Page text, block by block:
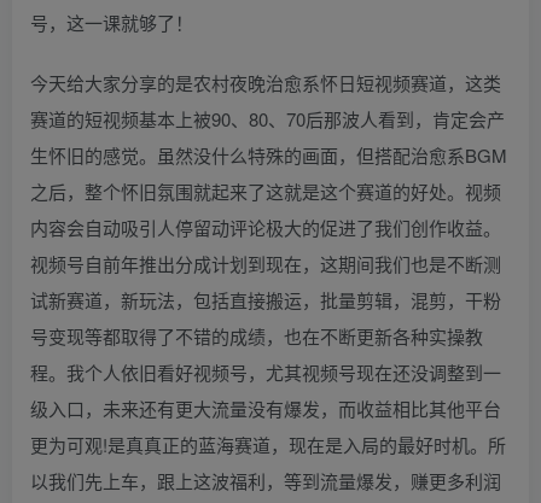
号，这一课就够了！
今天给大家分享的是农村夜晚治愈系怀日短视频赛道，这类
赛道的短视频基本上被90、80、70后那波人看到，肯定会产
生怀旧的感觉。虽然没什么特殊的画面，但搭配治愈系BGM
之后，整个怀旧氛围就起来了这就是这个赛道的好处。视频
内容会自动吸引人停留动评论极大的促进了我们创作收益。
视频号自前年推出分成计划到现在，这期间我们也是不断测
试新赛道，新玩法，包括直接搬运，批量剪辑，混剪，干粉
号变现等都取得了不错的成绩，也在不断更新各种实操教
程。我个人依旧看好视频号，尤其视频号现在还没调整到一
级入口，未来还有更大流量没有爆发，而收益相比其他平台
更为可观!是真真正的蓝海赛道，现在是入局的最好时机。所
以我们先上车，跟上这波福利，等到流量爆发，赚更多利润